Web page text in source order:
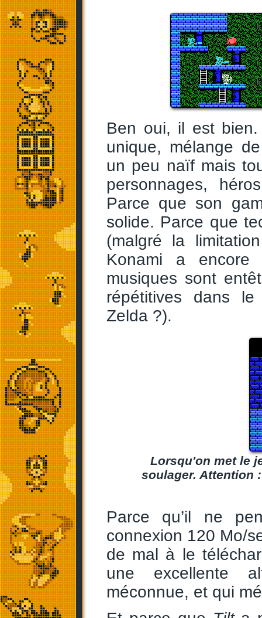
Ben oui, il est bien.
unique, mélange
un peu naïf mais
personnages,
Parce que son
solide. Parce que
(malgré la
Konami a
musiques sont
répétitives dans
Zelda ?).
Lorsqu'on met le
soulager. Attention
Parce qu’il ne
connexion 120 Mo/
de mal à le
une excellente
méconnue, et qui